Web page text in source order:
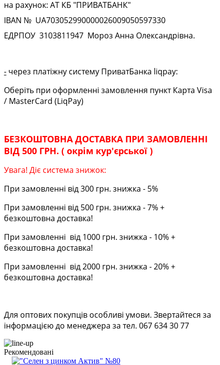
на рахунок: АТ КБ "ПРИВАТБАНК"
IBAN № UA703052990000026009050597330
ЕДРПОУ 3103811947 Мороз Анна Олександрівна.
- через платіжну систему ПриватБанка liqpay:
Оберіть при оформленні замовлення пункт Карта Visa
/ MasterCard (LiqPay)
БЕЗКОШТОВНА ДОСТАВКА ПРИ ЗАМОВЛЕННІ
ВІД 500 ГРН. ( окрім кур'єрської )
Увага! Діє система знижок:
При замовленні від 300 грн. знижка - 5%
При замовленні від 500 грн. знижка - 7% +
безкоштовна доставка!
При замовленні від 1000 грн. знижка - 10% +
безкоштовна доставка!
При замовленні від 2000 грн. знижка - 20% +
безкоштовна доставка!
Для оптових покупців особливі умови. Звертайтеся за
інформацією до менеджера за тел. 067 634 30 77
Рекомендовані